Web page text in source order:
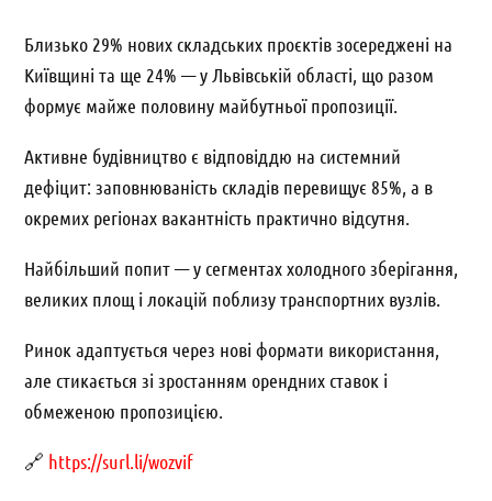
Близько 29% нових складських проєктів зосереджені на
Київщині та ще 24% — у Львівській області, що разом
формує майже половину майбутньої пропозиції.
Активне будівництво є відповіддю на системний
дефіцит: заповнюваність складів перевищує 85%, а в
окремих регіонах вакантність практично відсутня.
Найбільший попит — у сегментах холодного зберігання,
великих площ і локацій поблизу транспортних вузлів.
Ринок адаптується через нові формати використання,
але стикається зі зростанням орендних ставок і
обмеженою пропозицією.
🔗 https://surl.li/wozvif